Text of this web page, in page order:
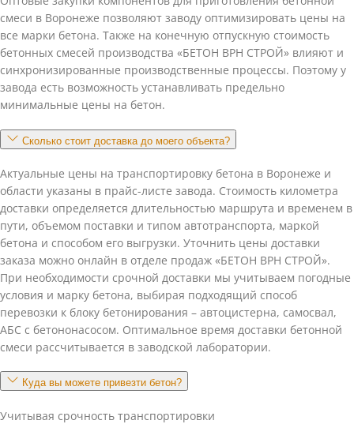
смеси в Воронеже позволяют заводу оптимизировать цены на
все марки бетона. Также на конечную отпускную стоимость
бетонных смесей производства «БЕТОН ВРН СТРОЙ» влияют и
синхронизированные производственные процессы. Поэтому у
завода есть возможность устанавливать предельно
минимальные цены на бетон.
Сколько стоит доставка до моего объекта?
Актуальные цены на транспортировку бетона в Воронеже и
области указаны в прайс-листе завода. Стоимость километра
доставки определяется длительностью маршрута и временем в
пути, объемом поставки и типом автотранспорта, маркой
бетона и способом его выгрузки. Уточнить цены доставки
заказа можно онлайн в отделе продаж «БЕТОН ВРН СТРОЙ».
При необходимости срочной доставки мы учитываем погодные
условия и марку бетона, выбирая подходящий способ
перевозки к блоку бетонирования – автоцистерна, самосвал,
АБС с бетононасосом. Оптимальное время доставки бетонной
смеси рассчитывается в заводской лаборатории.
Куда вы можете привезти бетон?
Учитывая срочность транспортировки